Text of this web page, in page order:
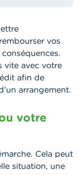
vos
vite avec votre
afin de
arrangement.
votre
Cela peut
situation, une